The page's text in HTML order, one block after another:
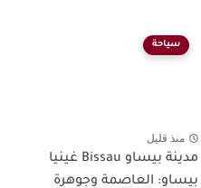
سياحة
منذ قليل
مدينة بيساو Bissau غينيا
بيساو: العاصمة وجوهرة